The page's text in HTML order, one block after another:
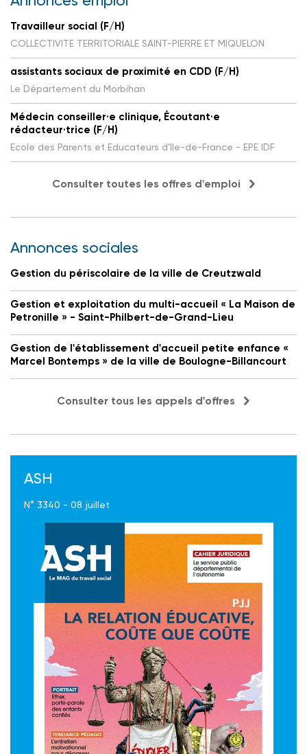
Travailleur social (F/H)
COLLECTIVITE TERRITORIALE SAINT-PIERRE ET MIQUELON
assistants sociaux de proximité en CDD (F/H)
Le Département du Morbihan
Médecin conseiller·e clinique, Écoutant·e
rédacteur·trice (F/H)
Ecole des Parents et Educateurs d'Ile-de-France - EPE IDF
Consulter toutes les offres d'emploi
Annonces sociales
Gestion du périscolaire de la ville de Creutzwald
Gestion et exploitation du multi-accueil « La Maison de
Petronille » - Saint-Philbert-de-Grand-Lieu
Gestion de l'établissement d'accueil petite enfance «
Marcel Bontemps » de la ville de Boulogne-Billancourt
Consulter tous les appels d'offres
ASH
N° 3340 - 08 juillet